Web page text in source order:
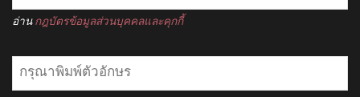
อ่าน กฎบัตรข้อมูลส่วนบุคคลและคุกกี้